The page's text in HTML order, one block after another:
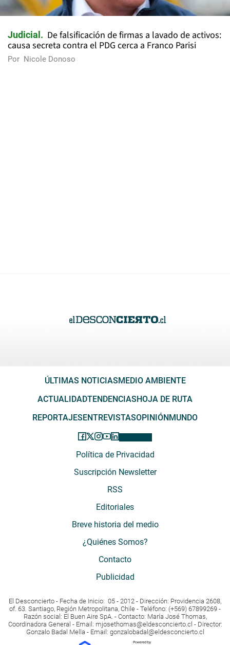
Judicial
De falsificación de firmas a lavado de activos:
causa secreta contra el PDG cerca a Franco Parisi
Por Nicole Donoso
ÚLTIMAS NOTICIAS MEDIO AMBIENTE
ACTUALIDADTENDENCIAS HOJA DE RUTA
REPORTAJES ENTREVISTASOPINIÓN MUNDO
Política de Privacidad
Suscripción Newsletter
RSS
Editoriales
Breve historia del medio
¿Quiénes Somos?
Contacto
Publicidad
El Desconcierto - Fecha de Inicio: 05 - 2012 - Dirección: Providencia 2608,
of. 63. Santiago, Región Metropolitana, Chile - Teléfono: (+569) 67899269 -
Razón social: El Buen Aire SpA. - Contacto: María José Thomas,
Coordinadora General - Email: mjosethomas@eldesconcierto.cl - Director:
Gonzalo Badal Mella - Email: gonzalobadal@eldesconcierto.cl